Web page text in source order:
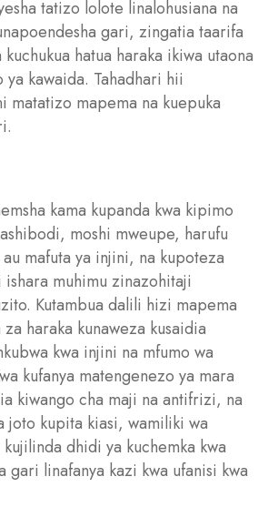
tatizo lolote linalohusiana na
gari, zingatia taarifa
hatua haraka ikiwa utaona
kawaida. Tahadhari hii
matatizo mapema na kuepuka
kama kupanda kwa kipimo
moshi mweupe, harufu
mafuta ya injini, na kupoteza
muhimu zinazohitaji
Kutambua dalili hizi mapema
za haraka kunaweza kusaidia
kwa injini na mfumo wa
kufanya matengenezo ya mara
kiwango cha maji na antifrizi, na
joto kupita kiasi, wamiliki wa
dhidi ya kuchemka kwa
gari linafanya kazi kwa ufanisi kwa